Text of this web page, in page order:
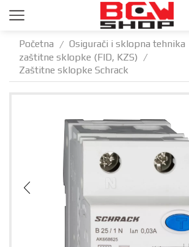
Početna / Osigurači i sklopna tehnika
zaštitne sklopke (FID, KZS) /
Zaštitne sklopke Schrack